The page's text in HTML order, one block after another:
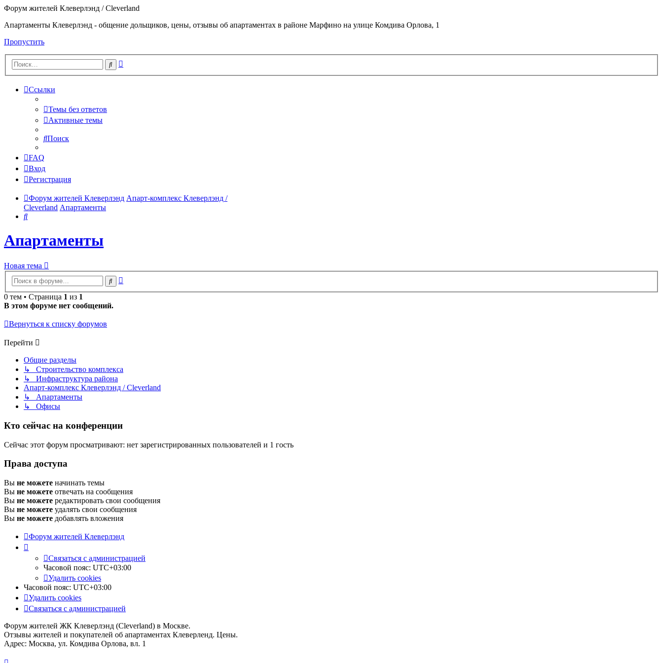
Форум жителей Клеверлэнд / Cleverland
Апартаменты Клеверлэнд - общение дольщиков, цены, отзывы об апартаментах в районе Марфино на улице Комдива Орлова, 1
Пропустить
Поиск
Ссылки
Темы без ответов
Активные темы
Поиск
FAQ
Вход
Регистрация
Форум жителей Клеверлэнд Апарт-комплекс Клеверлэнд /
Cleverland Апартаменты
Поиск
Апартаменты
Новая тема
Поиск
0 тем • Страница 1 из 1
В этом форуме нет сообщений.
Вернуться к списку форумов
Перейти
Общие разделы
↳ Строительство комплекса
↳ Инфраструктура района
Апарт-комплекс Клеверлэнд / Cleverland
↳ Апартаменты
↳ Офисы
Кто сейчас на конференции
Сейчас этот форум просматривают: нет зарегистрированных пользователей и 1 гость
Права доступа
Вы не можете начинать темы
Вы не можете отвечать на сообщения
Вы не можете редактировать свои сообщения
Вы не можете удалять свои сообщения
Вы не можете добавлять вложения
Форум жителей Клеверлэнд
Связаться с администрацией
Часовой пояс: UTC+03:00
Удалить cookies
Часовой пояс: UTC+03:00
Удалить cookies
Связаться с администрацией
Форум жителей ЖК Клеверлэнд (Cleverland) в Москве.
Отзывы жителей и покупателей об апартаментах Клеверленд. Цены.
Адрес: Москва, ул. Комдива Орлова, вл. 1